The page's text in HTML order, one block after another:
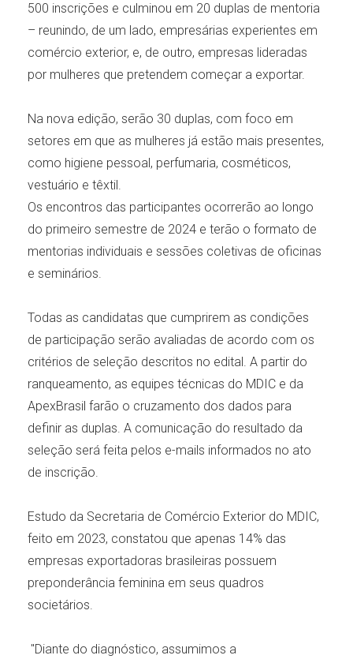
500 inscrições e culminou em 20 duplas de mentoria
– reunindo, de um lado, empresárias experientes em
comércio exterior, e, de outro, empresas lideradas
por mulheres que pretendem começar a exportar.
Na nova edição, serão 30 duplas, com foco em
setores em que as mulheres já estão mais presentes,
como higiene pessoal, perfumaria, cosméticos,
vestuário e têxtil.
Os encontros das participantes ocorrerão ao longo
do primeiro semestre de 2024 e terão o formato de
mentorias individuais e sessões coletivas de oficinas
e seminários.
Todas as candidatas que cumprirem as condições
de participação serão avaliadas de acordo com os
critérios de seleção descritos no edital. A partir do
ranqueamento, as equipes técnicas do MDIC e da
ApexBrasil farão o cruzamento dos dados para
definir as duplas. A comunicação do resultado da
seleção será feita pelos e-mails informados no ato
de inscrição.
Estudo da Secretaria de Comércio Exterior do MDIC,
feito em 2023, constatou que apenas 14% das
empresas exportadoras brasileiras possuem
preponderância feminina em seus quadros
societários.
"Diante do diagnóstico, assumimos a